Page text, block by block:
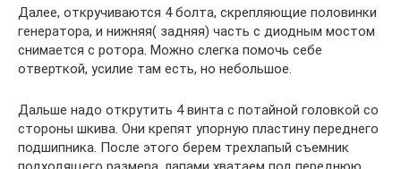
Далее, откручиваются 4 болта, скрепляющие половинки
генератора, и нижняя( задняя) часть с диодным мостом
снимается с ротора. Можно слегка помочь себе
отверткой, усилие там есть, но небольшое.
Дальше надо открутить 4 винта с потайной головкой со
стороны шкива. Они крепят упорную пластину переднего
подшипника. После этого берем трехлапый съемник